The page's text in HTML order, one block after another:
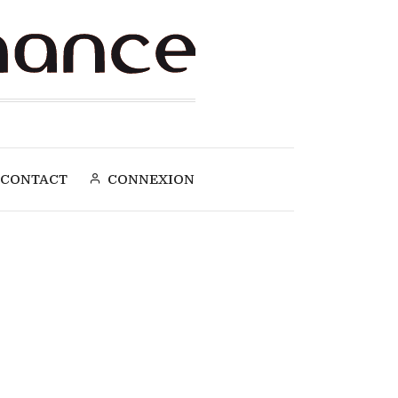
CONTACT CONNEXION